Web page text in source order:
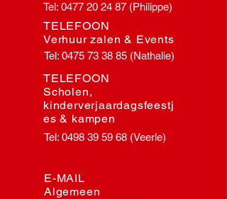
Tel: 0477 20 24 87 (Philippe)
TELEFOON
Verhuur zalen & Events
Tel: 0475 73 38 85 (Nathalie)
TELEFOON
Scholen,
kinderverjaardagsfeestj
es & kampen
Tel: 0498 39 59 68 (Veerle)
E-MAIL
Algemeen